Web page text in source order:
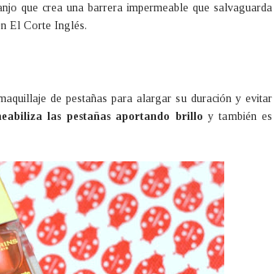
que crea una barrera impermeable que salvaguarda
El Corte Inglés.
de pestañas para alargar su duración y evitar
las pestañas aportando brilloy también es